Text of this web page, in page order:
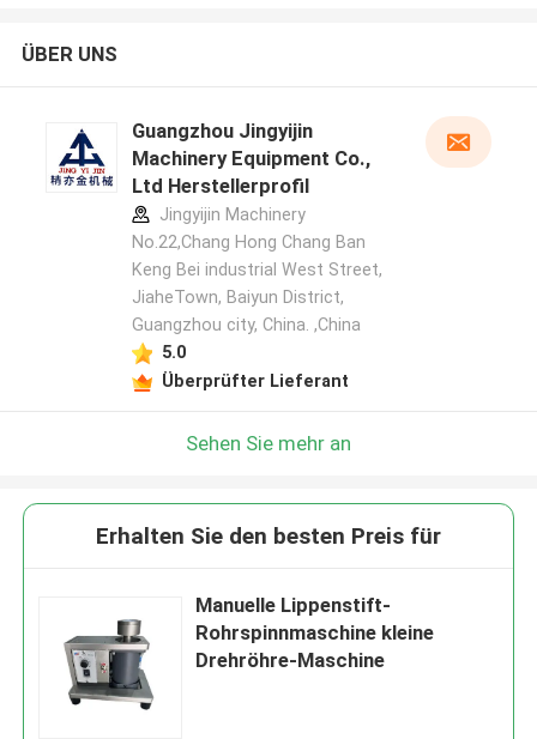
ÜBER UNS
Guangzhou Jingyijin
Machinery Equipment Co.,
Ltd Herstellerprofil
Jingyijin Machinery
No.22,Chang Hong Chang Ban
Keng Bei industrial West Street,
JiaheTown, Baiyun District,
Guangzhou city, China. ,China
5.0
Überprüfter Lieferant
Sehen Sie mehr an
Erhalten Sie den besten Preis für
Manuelle Lippenstift-
Rohrspinnmaschine kleine
Drehröhre-Maschine